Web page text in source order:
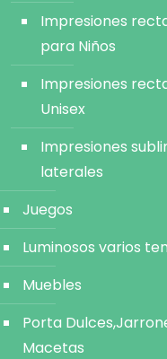
Impresiones
para Niños
Impresiones
Unisex
Impresiones
laterales
Juegos
Luminosos varios
Muebles
Porta
Macetas